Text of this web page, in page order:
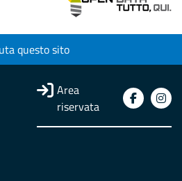
questo sito
Area
riservata